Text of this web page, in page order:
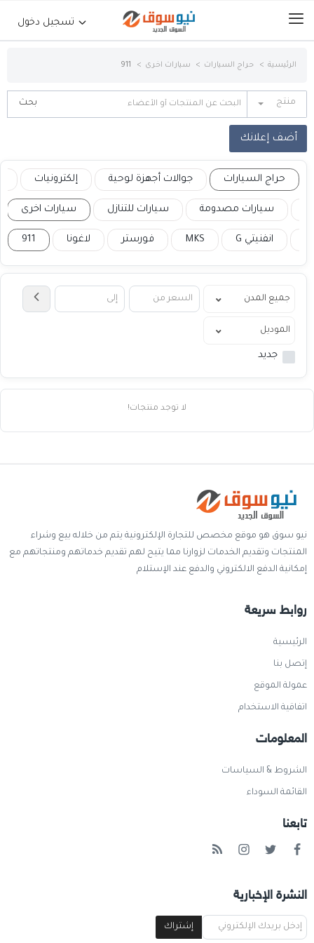
تسجيل دخول
الرئيسية
حراج السيارات
جوالات أجهزة لوحية
إلكترونيات
عقارات
خدمات
التسجيل في الموقع
الرئيسية حراج السيارات سيارات اخرى 911
منتج
أضف إعلانك
حراج السيارات جوالات أجهزة لوحية إلكترونيات
سيارات مصدومة سيارات للتنازل سيارات اخرى
انفنيتي G MKS فورستر لاغونا 911
جديد
لا توجد منتجات!
نيو سوق هو موقع مخصص للتجارة الإلكترونية يتم من خلاله بيع وشراء
المنتجات وتقديم الخدمات لزوارنا مما يتيح لهم تقديم خدماتهم ومنتجاتهم مع
إمكانية الدفع الالكتروني والدفع عند الإستلام
روابط سريعة
الرئيسية
إتصل بنا
عمولة الموقع
اتفاقية الاستخدام
المعلومات
الشروط & السياسات
القائمة السوداء
تابعنا
النشرة الإخبارية
إشتراك